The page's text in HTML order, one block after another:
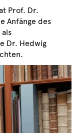
Prof. Dr.
Anfänge des
Dr. Hedwig